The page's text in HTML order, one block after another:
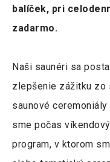
balíček, pri
zadarmo.
Naši saunéri sa
zlepšenie zážitku zo
saunové
sme počas
program, v ktorom